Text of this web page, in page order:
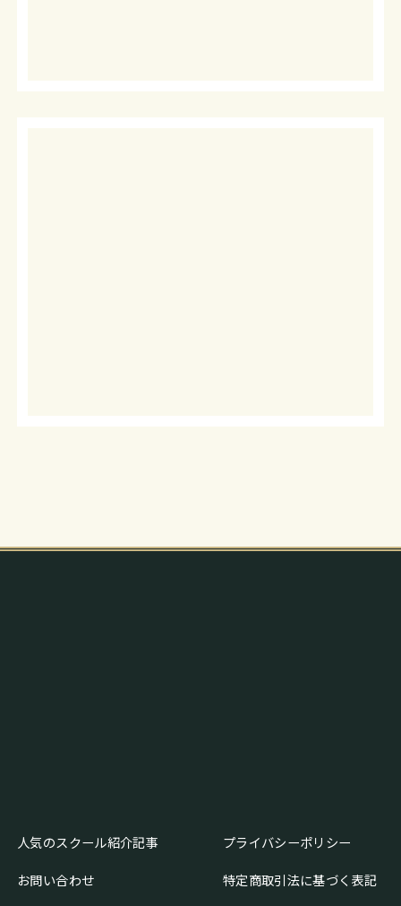
人気のスクール紹介記事
お問い合わせ
プライバシーポリシー
特定商取引法に基づく表記